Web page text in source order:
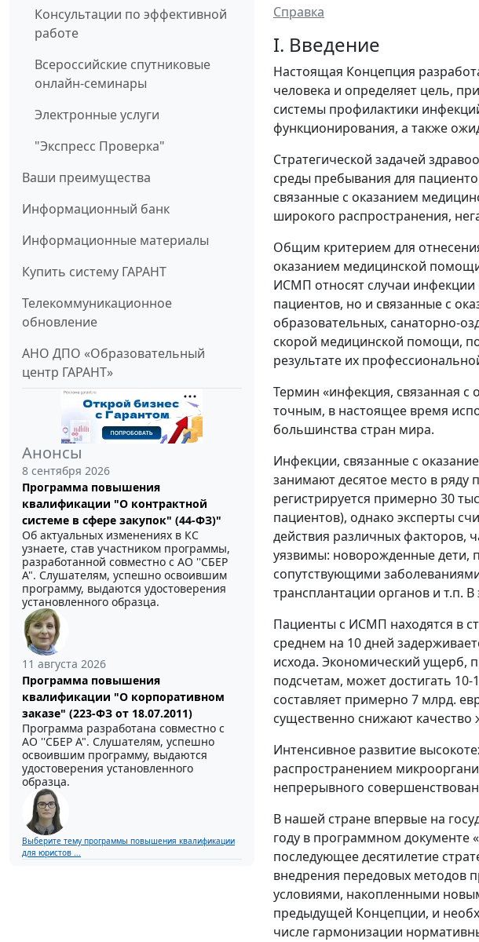
Консультации по эффективной
работе
Всероссийские спутниковые
онлайн-семинары
Электронные услуги
"Экспресс Проверка"
Ваши преимущества
Информационный банк
Информационные материалы
Купить систему ГАРАНТ
Телекоммуникационное
обновление
АНО ДПО «Образовательный
центр ГАРАНТ»
Анонсы
8 сентября 2026
Программа повышения
квалификации "О контрактной
системе в сфере закупок" (44-ФЗ)"
Об актуальных изменениях в КС
узнаете, став участником программы,
разработанной совместно с АО ''СБЕР
А". Слушателям, успешно освоившим
программу, выдаются удостоверения
установленного образца.
11 августа 2026
Программа повышения
квалификации "О корпоративном
заказе" (223-ФЗ от 18.07.2011)
Программа разработана совместно с
АО ''СБЕР А". Слушателям, успешно
освоившим программу, выдаются
удостоверения установленного
образца.
Выберите тему программы повышения квалификации
для юристов ...
Справка
I. Введение
Настоящая Концепция
человека и определяет цель,
системы профилактики
функционирования, а также
Стратегической задачей
среды пребывания для
связанные с оказанием
широкого распространения,
Общим критерием для
оказанием медицинской
ИСМП относят случаи
пациентов, но и связанные с
образовательных, санаторно-
скорой медицинской помощи,
результате их
Термин «инфекция, связанная
точным, в настоящее время
большинства стран мира.
Инфекции, связанные с
занимают десятое место в
регистрируется примерно 30
пациентов), однако эксперты
действия различных факторов,
уязвимы: новорожденные дети,
сопутствующими
трансплантации органов и т.п.
Пациенты с ИСМП находятся в
среднем на 10 дней
исхода. Экономический ущерб,
подсчетам, может достигать
составляет примерно 7 млрд.
существенно снижают
Интенсивное развитие
распространением
непрерывного
В нашей стране впервые на
году в программном документе
последующее десятилетие
внедрения передовых методов
условиями, накопленными
предыдущей Концепции, и
числе гармонизации